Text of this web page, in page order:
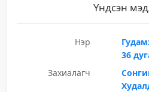
Үндсэн
Нэр
36
Захиалагч